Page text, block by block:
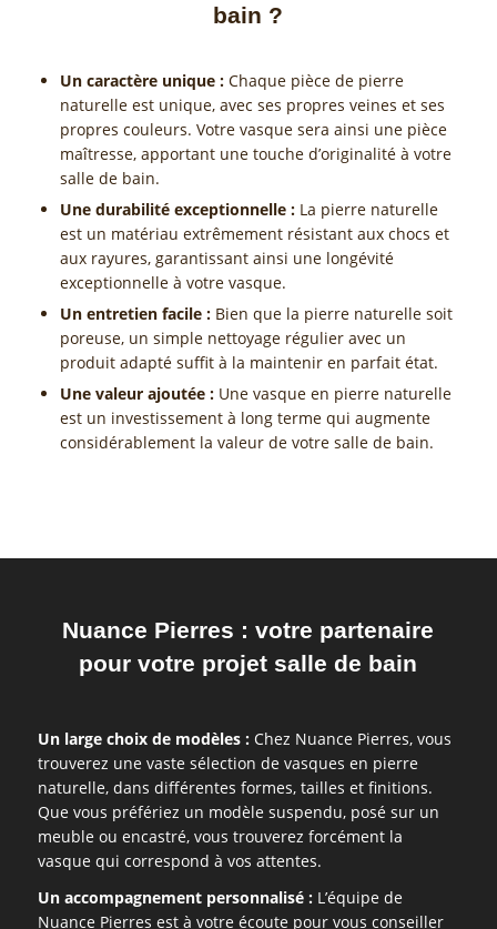
bain ?
Un caractère unique : Chaque pièce de pierre
naturelle est unique, avec ses propres veines et ses
propres couleurs. Votre vasque sera ainsi une pièce
maîtresse, apportant une touche d’originalité à votre
salle de bain.
Une durabilité exceptionnelle : La pierre naturelle
est un matériau extrêmement résistant aux chocs et
aux rayures, garantissant ainsi une longévité
exceptionnelle à votre vasque.
Un entretien facile : Bien que la pierre naturelle soit
poreuse, un simple nettoyage régulier avec un
produit adapté suffit à la maintenir en parfait état.
Une valeur ajoutée : Une vasque en pierre naturelle
est un investissement à long terme qui augmente
considérablement la valeur de votre salle de bain.
Nuance Pierres : votre partenaire
pour votre projet salle de bain
Un large choix de modèles :Chez Nuance Pierres, vous
trouverez une vaste sélection de vasques en pierre
naturelle, dans différentes formes, tailles et finitions.
Que vous préfériez un modèle suspendu, posé sur un
meuble ou encastré, vous trouverez forcément la
vasque qui correspond à vos attentes.
Un accompagnement personnalisé :L’équipe de
Nuance Pierres est à votre écoute pour vous conseiller